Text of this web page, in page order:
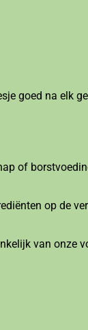
goed na elk
of
op de
van onze